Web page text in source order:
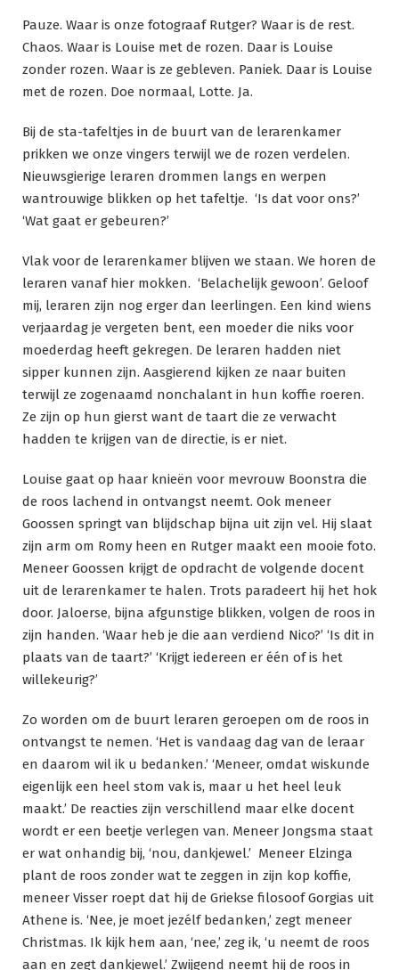
Pauze. Waar is onze fotograaf Rutger? Waar is de rest.
Chaos. Waar is Louise met de rozen. Daar is Louise
zonder rozen. Waar is ze gebleven. Paniek. Daar is Louise
met de rozen. Doe normaal, Lotte. Ja.
Bij de sta-tafeltjes in de buurt van de lerarenkamer
prikken we onze vingers terwijl we de rozen verdelen.
Nieuwsgierige leraren drommen langs en werpen
wantrouwige blikken op het tafeltje. ‘Is dat voor ons?’
‘Wat gaat er gebeuren?’
Vlak voor de lerarenkamer blijven we staan. We horen de
leraren vanaf hier mokken. ‘Belachelijk gewoon’. Geloof
mij, leraren zijn nog erger dan leerlingen. Een kind wiens
verjaardag je vergeten bent, een moeder die niks voor
moederdag heeft gekregen. De leraren hadden niet
sipper kunnen zijn. Aasgierend kijken ze naar buiten
terwijl ze zogenaamd nonchalant in hun koffie roeren.
Ze zijn op hun gierst want de taart die ze verwacht
hadden te krijgen van de directie, is er niet.
Louise gaat op haar knieën voor mevrouw Boonstra die
de roos lachend in ontvangst neemt. Ook meneer
Goossen springt van blijdschap bijna uit zijn vel. Hij slaat
zijn arm om Romy heen en Rutger maakt een mooie foto.
Meneer Goossen krijgt de opdracht de volgende docent
uit de lerarenkamer te halen. Trots paradeert hij het hok
door. Jaloerse, bijna afgunstige blikken, volgen de roos in
zijn handen. ‘Waar heb je die aan verdiend Nico?’ ‘Is dit in
plaats van de taart?’ ‘Krijgt iedereen er één of is het
willekeurig?’
Zo worden om de buurt leraren geroepen om de roos in
ontvangst te nemen. ‘Het is vandaag dag van de leraar
en daarom wil ik u bedanken.’ ‘Meneer, omdat wiskunde
eigenlijk een heel stom vak is, maar u het heel leuk
maakt.’ De reacties zijn verschillend maar elke docent
wordt er een beetje verlegen van. Meneer Jongsma staat
er wat onhandig bij, ‘nou, dankjewel.’ Meneer Elzinga
plant de roos zonder wat te zeggen in zijn kop koffie,
meneer Visser roept dat hij de Griekse filosoof Gorgias uit
Athene is. ‘Nee, je moet jezélf bedanken,’ zegt meneer
Christmas. Ik kijk hem aan, ‘nee,’ zeg ik, ‘u neemt de roos
aan en zegt dankjewel.’ Zwijgend neemt hij de roos in